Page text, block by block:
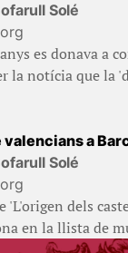
Solé
es donava a
la notícia que la
valencians a
Solé
'L'origen dels
en la llista de